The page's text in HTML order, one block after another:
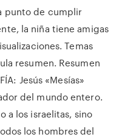
punto de cumplir
la niña tiene amigas
Temas
resumen. Resumen
Jesús «Mesías»
del mundo entero.
a los israelitas, sino
los hombres del